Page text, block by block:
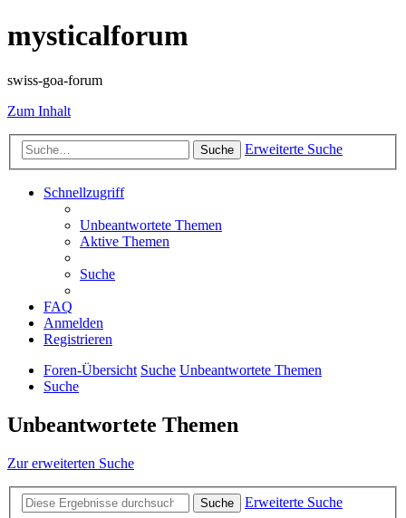
mysticalforum
swiss-goa-forum
Zum Inhalt
Suche Erweiterte Suche
Schnellzugriff
Unbeantwortete Themen
Aktive Themen
Suche
FAQ
Anmelden
Registrieren
Foren-Übersicht Suche Unbeantwortete Themen
Suche
Unbeantwortete Themen
Zur erweiterten Suche
Suche
Erweiterte Suche